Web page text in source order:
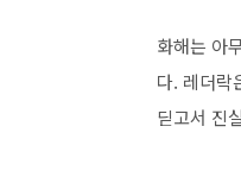
화해는 아
다. 레더락
딛고서 진